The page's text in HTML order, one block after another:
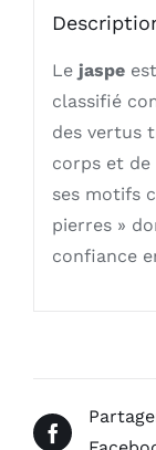
Lejaspe
classifié
des vertus
corps et de
ses motifs
pierres »
confiance